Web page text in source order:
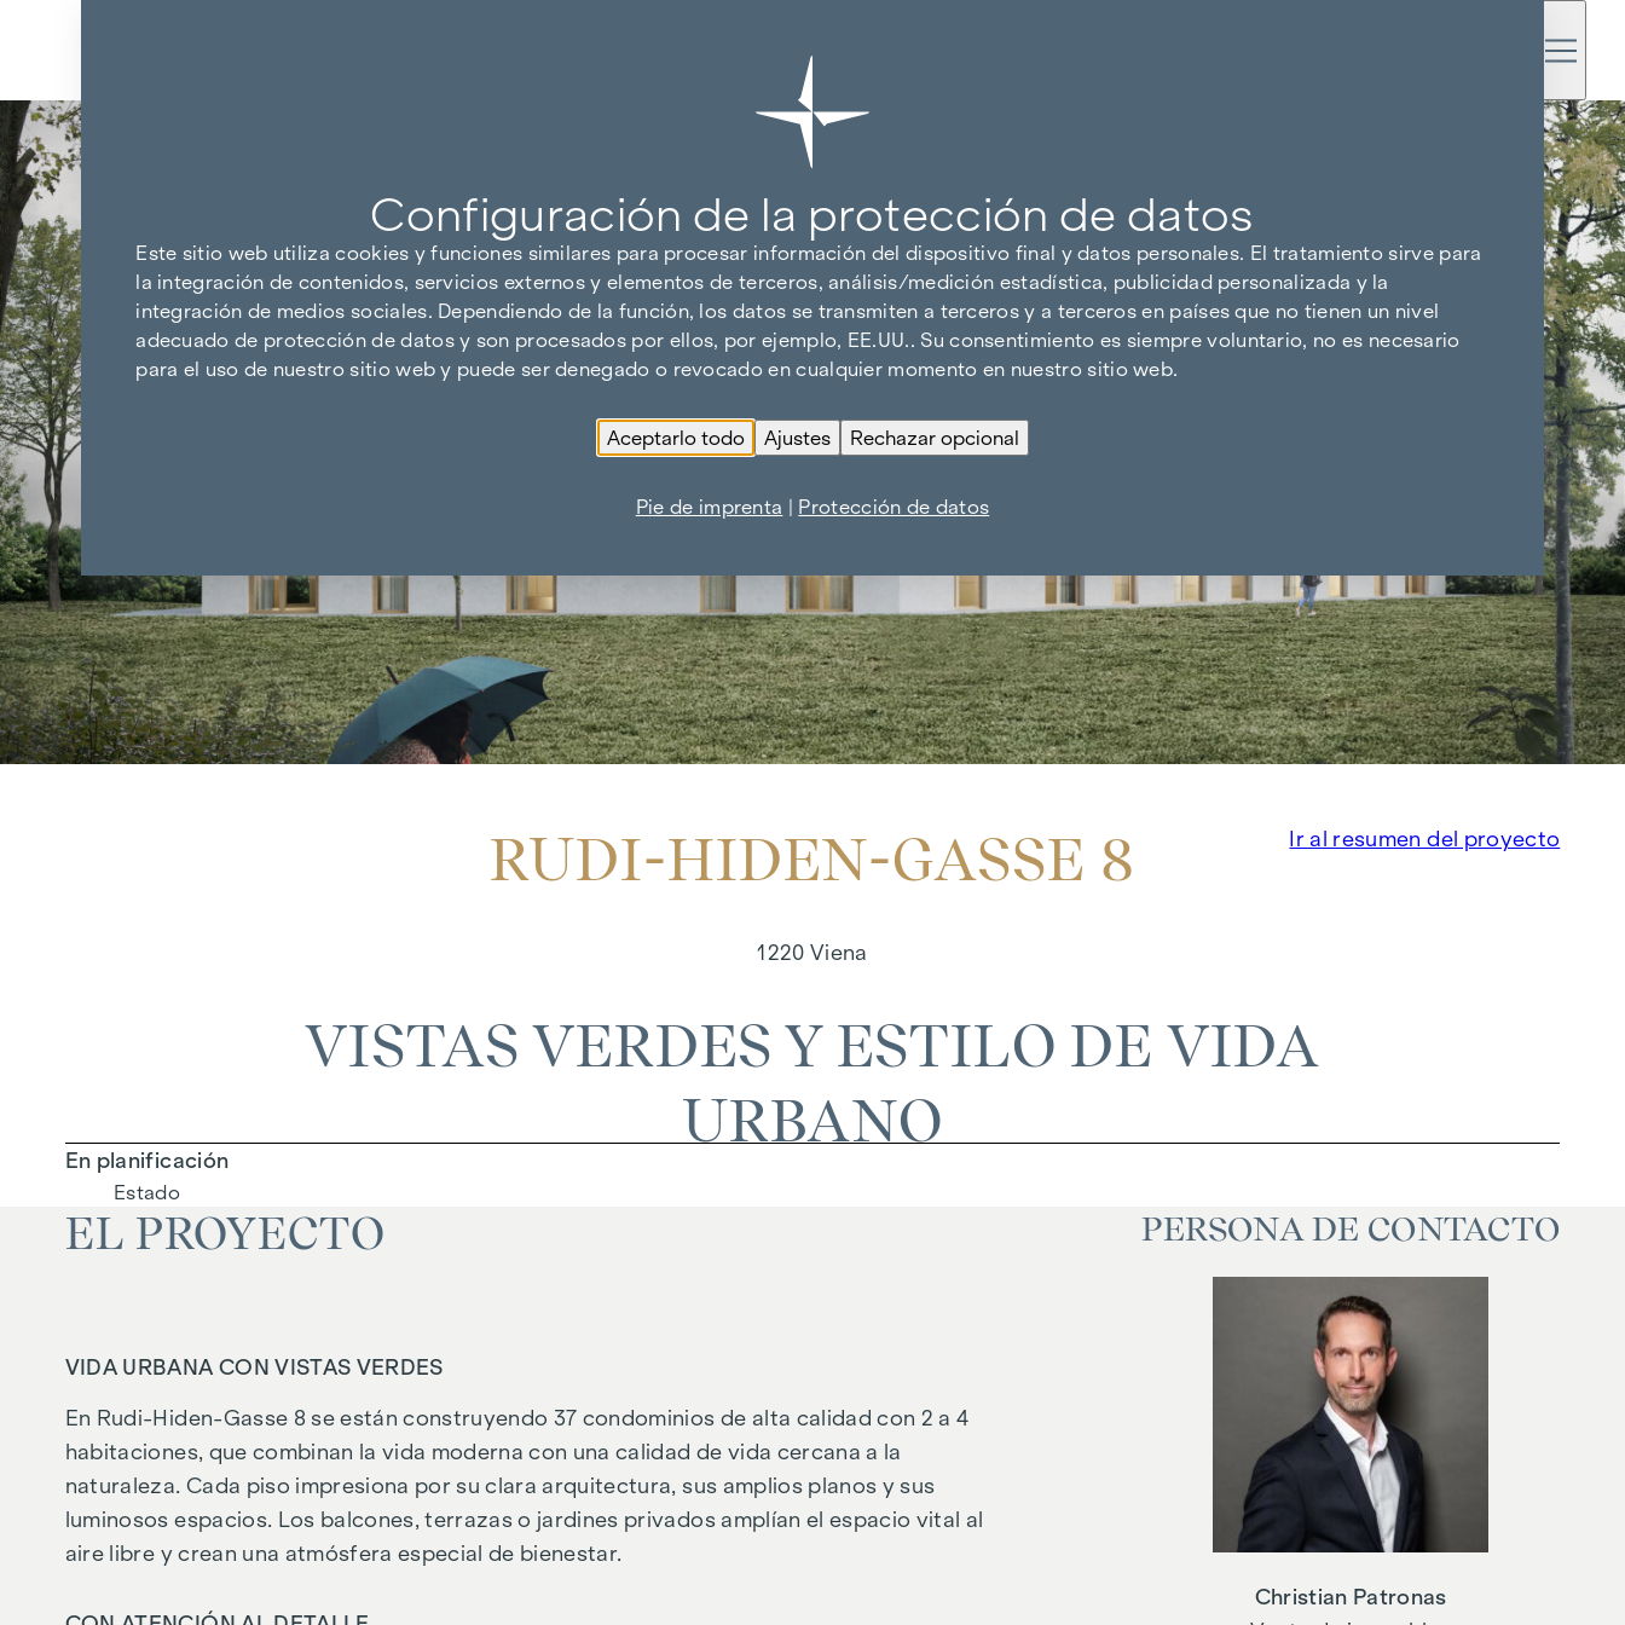
Ir al resumen del proyecto
RUDI-HIDEN-GASSE 8
1220 Viena
VISTAS VERDES Y ESTILO DE VIDA
URBANO
Estado
En planificación
EL PROYECTO
VIDA URBANA CON VISTAS VERDES
En Rudi-Hiden-Gasse 8 se están construyendo 37 condominios de alta calidad con 2 a 4
habitaciones, que combinan la vida moderna con una calidad de vida cercana a la
naturaleza. Cada piso impresiona por su clara arquitectura, sus amplios planos y sus
luminosos espacios. Los balcones, terrazas o jardines privados amplían el espacio vital al
aire libre y crean una atmósfera especial de bienestar.
PERSONA DE CONTACTO
Christian Patronas
Configuración de la protección de datos
Este sitio web utiliza cookies y funciones similares para procesar información del dispositivo final y datos personales. El tratamiento sirve para
la integración de contenidos, servicios externos y elementos de terceros, análisis/medición estadística, publicidad personalizada y la
integración de medios sociales. Dependiendo de la función, los datos se transmiten a terceros y a terceros en países que no tienen un nivel
adecuado de protección de datos y son procesados por ellos, por ejemplo, EE.UU.. Su consentimiento es siempre voluntario, no es necesario
para el uso de nuestro sitio web y puede ser denegado o revocado en cualquier momento en nuestro sitio web.
Aceptarlo todo Ajustes Rechazar opcional
Pie de imprenta | Protección de datos